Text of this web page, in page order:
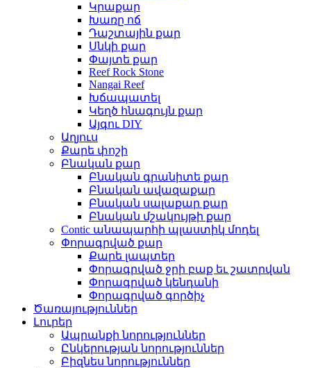
Կրաքար
Խառը ոճ
Դաշտային քար
Սնկի քար
Փայտե քար
Reef Rock Stone
Nangai Reef
Խճապատել
Կեղծ հնագույն քար
Այգու DIY
Աղյուս
Քարե փոշի
Բնական քար
Բնական գրանիտե քար
Բնական ավազաքար
Բնական սալաքար քար
Բնական մշակույթի քար
Contic անապարհի պլաստիկ մոդել
Փորագրված քար
Քարե լապտեր
Փորագրված ջրի բաք եւ շատրվան
Փորագրված կենդանի
Փորագրված գործիչ
Ծառայություններ
Լուրեր
Ապրանքի նորություններ
Ընկերության նորություններ
Բիզնես նորություններ